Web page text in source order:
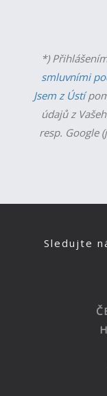
*)
smluvními
Jsem z Ústí
údajů z
resp. Google
Sledujte